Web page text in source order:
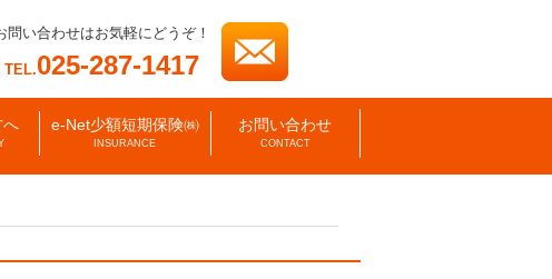
問い合わせはお気軽にどうぞ！
TEL.025-287-1417
へ e-Net少額短期保険㈱
INSURANCE
お問い合わせ
CONTACT